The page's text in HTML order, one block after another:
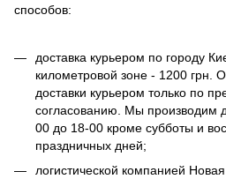
способов:
доставка курьером по городу
километровой зоне - 1200 грн.
доставки курьером только по
согласованию. Мы производим
00 до 18-00 кроме субботы и
праздничных дней;
логистической компанией